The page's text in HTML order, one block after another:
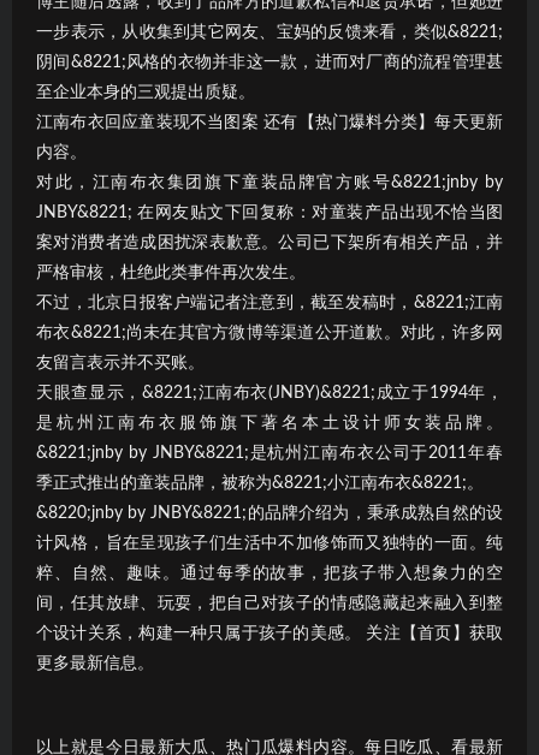
一步表示，从收集到其它网友、宝妈的反馈来看，类似&8221;
阴间&8221;风格的衣物并非这一款，进而对厂商的流程管理甚
至企业本身的三观提出质疑。
江南布衣回应童装现不当图案 还有【热门爆料分类】每天更新
内容。
对此，江南布衣集团旗下童装品牌官方账号&8221;jnby by
JNBY&8221; 在网友贴文下回复称：对童装产品出现不恰当图
案对消费者造成困扰深表歉意。公司已下架所有相关产品，并
严格审核，杜绝此类事件再次发生。
不过，北京日报客户端记者注意到，截至发稿时，&8221;江南
布衣&8221;尚未在其官方微博等渠道公开道歉。对此，许多网
友留言表示并不买账。
天眼查显示，&8221;江南布衣(JNBY)&8221;成立于1994年，
是杭州江南布衣服饰旗下著名本土设计师女装品牌。
&8221;jnby by JNBY&8221;是杭州江南布衣公司于2011年春
季正式推出的童装品牌，被称为&8221;小江南布衣&8221;。
&8220;jnby by JNBY&8221;的品牌介绍为，秉承成熟自然的设
计风格，旨在呈现孩子们生活中不加修饰而又独特的一面。纯
粹、自然、趣味。通过每季的故事，把孩子带入想象力的空
间，任其放肆、玩耍，把自己对孩子的情感隐藏起来融入到整
个设计关系，构建一种只属于孩子的美感。 关注【首页】获取
更多最新信息。
以上就是今日最新大瓜、热门瓜爆料内容。每日吃瓜、看最新